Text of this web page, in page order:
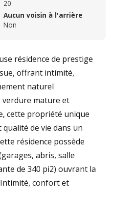
20
Aucun voisin à l'arrière
Non
résidence de prestige
offrant intimité,
naturel
verdure mature et
cette propriété unique
de vie dans un
résidence possède
abris, salle
de 340 pi2) ouvrant la
confort et